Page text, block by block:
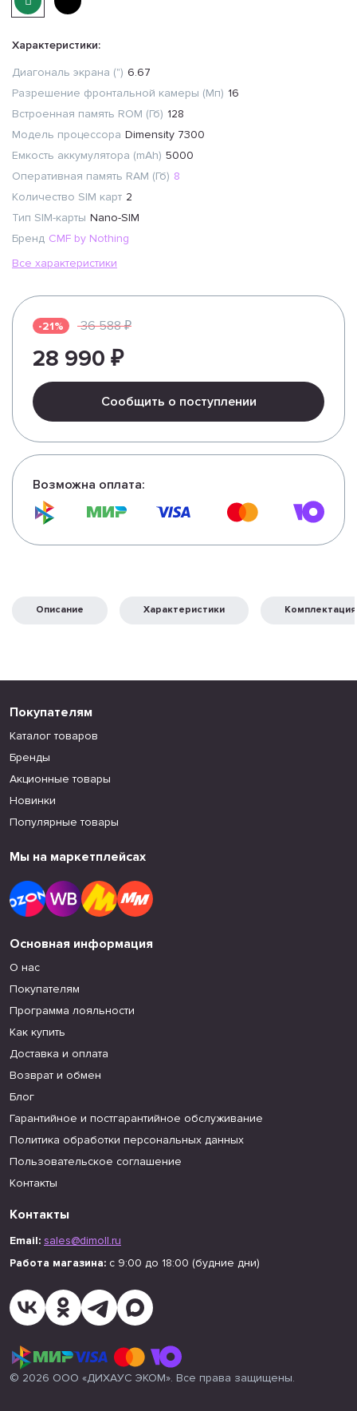
Характеристики:
Диагональ экрана (") 6.67
Разрешение фронтальной камеры (Мп) 16
Встроенная память ROM (Гб) 128
Модель процессора Dimensity 7300
Емкость аккумулятора (mAh) 5000
Оперативная память RAM (Гб) 8
Количество SIM карт 2
Тип SIM-карты Nano-SIM
Бренд CMF by Nothing
Все характеристики
-21% 36 588 ₽
28 990 ₽
Сообщить о поступлении
Возможна оплата:
Описание Характеристики Комплектация
Покупателям
Каталог товаров
Бренды
Акционные товары
Новинки
Популярные товары
Мы на маркетплейсах
Основная информация
О нас
Покупателям
Программа лояльности
Как купить
Доставка и оплата
Возврат и обмен
Блог
Гарантийное и постгарантийное обслуживание
Политика обработки персональных данных
Пользовательское соглашение
Контакты
Контакты
Email: sales@dimoll.ru
Работа магазина: с 9:00 до 18:00 (будние дни)
© 2026 ООО «ДИХАУС ЭКОМ». Все права защищены.